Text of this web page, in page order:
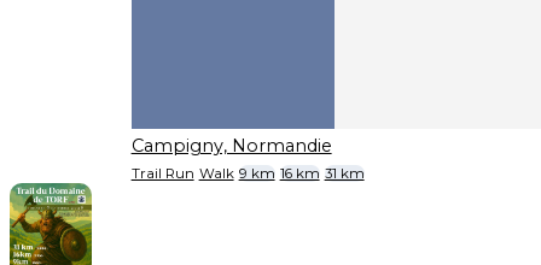
Campigny, Normandie
Trail Run Walk 9 km 16 km 31 km